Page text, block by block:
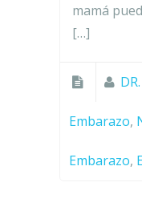
mamá
[…]
Embarazo,
Embarazo,